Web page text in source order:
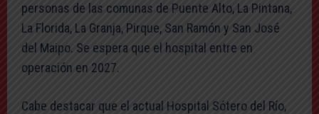
personas de las comunas de Puente Alto, La Pintana,
La Florida, La Granja, Pirque, San Ramón y San José
del Maipo. Se espera que el hospital entre en
operación en 2027.
Cabe destacar que el actual Hospital Sótero del Río,